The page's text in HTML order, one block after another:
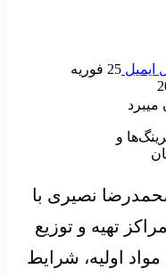
ایمیل
25 فوریه
نصیری با
تهیه و توزیع
اولیه، شرایط